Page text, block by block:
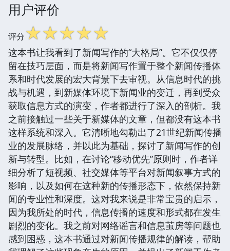
用户评价
评分☆☆☆☆☆
这本书让我看到了新闻写作的“大格局”。它不仅仅停
留在技巧层面，而是将新闻写作置于整个新闻传播体
系和时代发展的宏大背景下去审视。从信息时代的挑
战与机遇，到新媒体环境下新闻业的变迁，再到受众
获取信息方式的演变，作者都进行了深入的剖析。我
之前接触过一些关于新媒体的文章，但都没有这本书
这样系统和深入。它清晰地勾勒出了21世纪新闻传播
业的发展脉络，并以此为基础，探讨了新闻写作的创
新与转型。比如，在讨论“移动优先”原则时，作者详
细分析了短视频、社交媒体等平台对新闻叙事方式的
影响，以及如何在这种新的传播形态下，依然保持新
闻的专业性和深度。这对我来说是非常宝贵的启示，
因为我所处的时代，信息传播的速度和形式都在发生
剧烈的变化。我之前对网络谣言和信息茧房等问题也
感到困惑，这本书通过对新闻传播规律的解读，帮助